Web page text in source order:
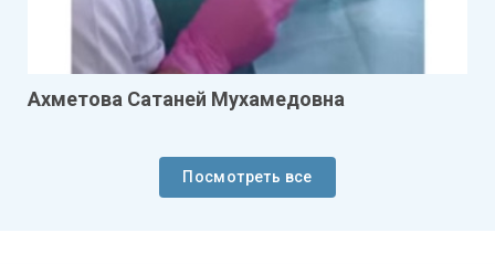
Ахметова Сатаней Мухамедовна
Посмотреть все